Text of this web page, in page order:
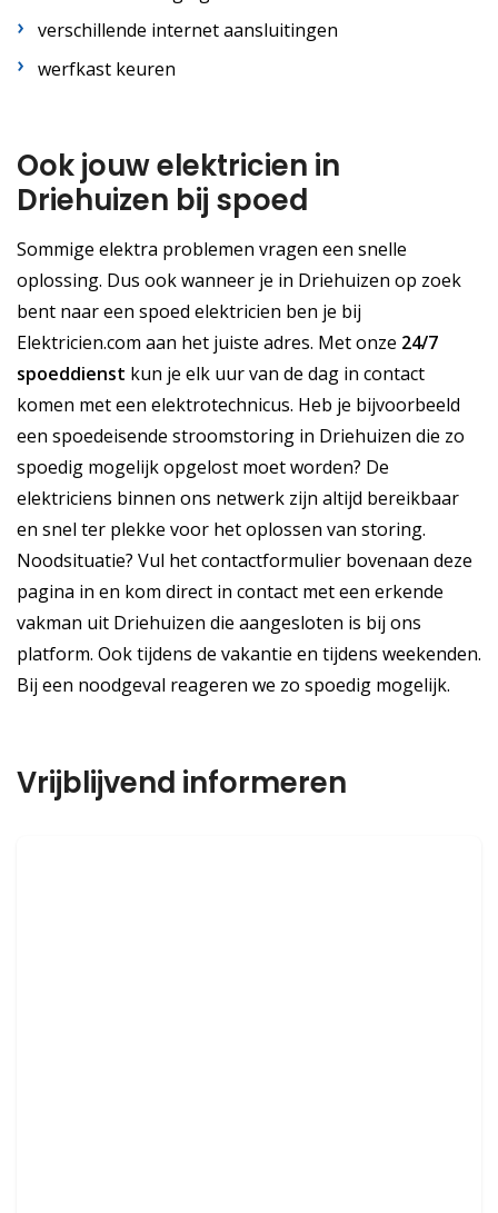
verschillende internet aansluitingen
werfkast keuren
Ook jouw elektricien in
Driehuizen bij spoed
Sommige elektra problemen vragen een snelle
oplossing. Dus ook wanneer je in Driehuizen op zoek
bent naar een spoed elektricien ben je bij
Elektricien.com aan het juiste adres. Met onze 24/7
spoeddienst kun je elk uur van de dag in contact
komen met een elektrotechnicus. Heb je bijvoorbeeld
een spoedeisende stroomstoring in Driehuizen die zo
spoedig mogelijk opgelost moet worden? De
elektriciens binnen ons netwerk zijn altijd bereikbaar
en snel ter plekke voor het oplossen van storing.
Noodsituatie? Vul het contactformulier bovenaan deze
pagina in en kom direct in contact met een erkende
vakman uit Driehuizen die aangesloten is bij ons
platform. Ook tijdens de vakantie en tijdens weekenden.
Bij een noodgeval reageren we zo spoedig mogelijk.
Vrijblijvend informeren